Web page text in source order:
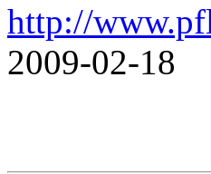
http://
2009-02-18